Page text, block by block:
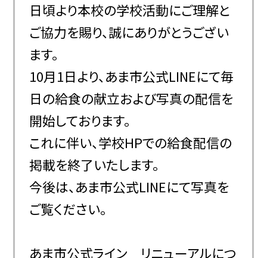
日頃より本校の学校活動にご理解と
ご協力を賜り、誠にありがとうござい
ます。
10月1日より、あま市公式LINEにて毎
日の給食の献立および写真の配信を
開始しております。
これに伴い、学校HPでの給食配信の
掲載を終了いたします。
今後は、あま市公式LINEにて写真を
ご覧ください。
あま市公式ライン リニューアルにつ